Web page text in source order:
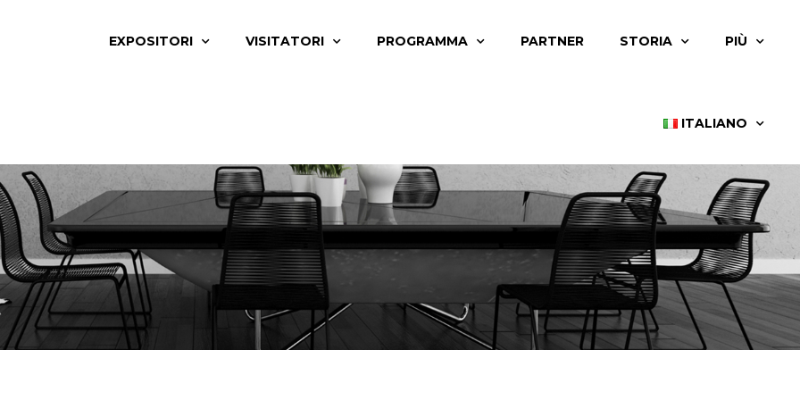
EXPOSITORI VISITATORI PROGRAMMA PARTNER STORIA PIÙ
ITALIANO